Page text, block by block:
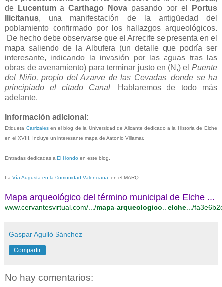
de
Lucentum a Carthago Nova pasando por el
Portus
Ilicitanus, una manifestación de la antigüedad del
poblamiento confirmado por los hallazgos arqueológicos.
De hecho debe observarse que el Arrecife se presenta en el
mapa saliendo de la Albufera (un detalle que podría ser
interesante, indicando la invasión por las aguas tras las
obras de avenamiento) para terminar justo en (N,) el Puente
del Niño, propio del Azarve de las Cevadas, donde se ha
principiado el citado Canal. Hablaremos de todo más
adelante.
Información adicional :
Etiqueta Carrizalesen el blog de la Universidad de Alicante dedicado a la Historia de Elche
en el XVIII. Incluye un interesante mapa de Antonio Villamar.
Entradas dedicadas a El Hondo en este blog.
La Vía Augusta en la Comunidad Valenciana, en el MARQ
Mapa arqueológico del término municipal de Elche ...
www.cervantesvirtual.com/.../mapa-arqueologico...elche.../
Gaspar Agulló Sánchez
Compartir
No hay comentarios: